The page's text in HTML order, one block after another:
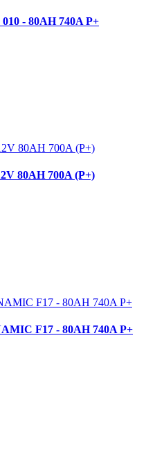
- 80AH 740A P+
80AH 700A (P+)
F17 - 80AH 740A P+